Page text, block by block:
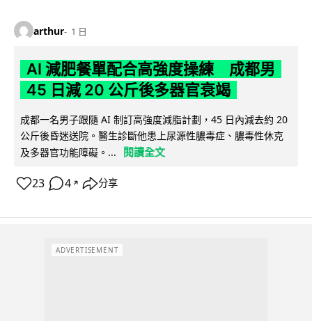
arthur 1 日
AI 減肥餐單配合高強度操練 成都男
45 日減 20 公斤後多器官衰竭
成都一名男子跟隨 AI 制訂高強度減脂計劃，45 日內減去約 20
公斤後昏迷送院。醫生診斷他患上尿源性膿毒症、膿毒性休克
及多器官功能障礙。...
閱讀全文
23 4 ↗ 分享
ADVERTISEMENT